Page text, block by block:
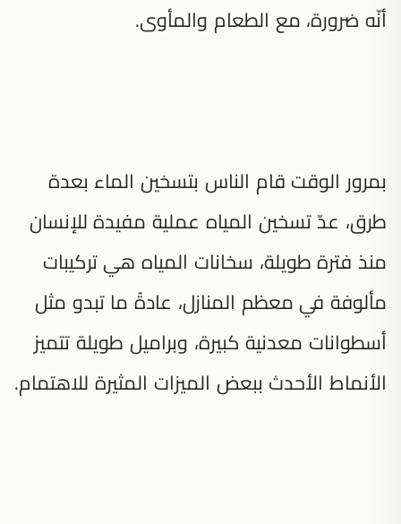
أنّه ضرورة، مع الطعام والمأوى.
بمرور الوقت قام الناس بتسخين الماء بعدة
طرق، عدّ تسخين المياه عملية مفيدة للإنسان
منذ فترة طويلة، سخانات المياه هي تركيبات
مألوفة في معظم المنازل، عادةً ما تبدو مثل
أسطوانات معدنية كبيرة، وبراميل طويلة تتميز
الأنماط الأحدث ببعض الميزات المثيرة للاهتمام.